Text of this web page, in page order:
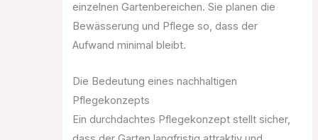
einzelnen Gartenbereichen. Sie planen die
Bewässerung und Pflege so, dass der
Aufwand minimal bleibt.
Die Bedeutung eines nachhaltigen
Pflegekonzepts
Ein durchdachtes Pflegekonzept stellt sicher,